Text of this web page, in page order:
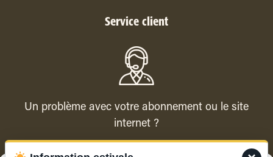
Service client
Un problème avec votre abonnement ou le site
internet ?